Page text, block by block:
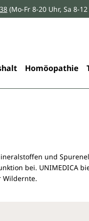
(Mo-Fr 8-20 Uhr, Sa 8-
Homöopathie
und
bei. UNIMEDICA
Wildernte.